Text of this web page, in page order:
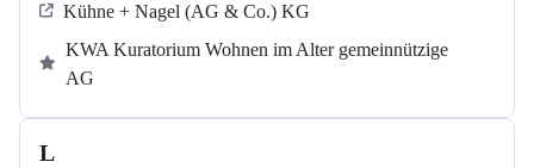
Kühne + Nagel (AG & Co.) KG
KWA Kuratorium Wohnen im Alter gemeinnützige
AG
L